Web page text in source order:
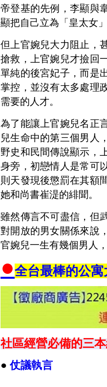
帝登基的先例，李顯與
顯把自己立為「皇太女
但上官婉兒大力阻止，
搶救，上官婉兒才撿回
單純的後宮妃子，而是
掌控，並沒有太多處理
需要的人才。
為了能讓上官婉兒名正
兒生命中的第三個男人
野史和民間傳說顯示，
身旁，初戀情人是常可
則天發現後懲罰在其額
她和尚書崔湜的緋聞。
雖然傳言不可盡信，但
對開放的男女關係來說
官婉兒一生有幾個男人
●全台最棒的公
社區經營必備的三
●仗議執言